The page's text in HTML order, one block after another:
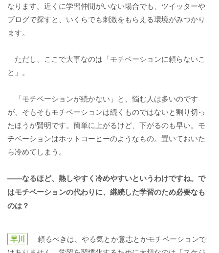
なります。近くに学習仲間がいない場合でも、ツイッターや
ブログで探すと、いくらでも刺激をもらえる環境がみつかり
ます。
ただし、ここで大事なのは「モチベーションに頼らないこ
と」。
「モチベーションが続かない」と、悩む人は多いのです
が、そもそもモチベーションは続くものではないと割り切っ
たほうが賢明です。簡単に上がるけど、下がるのも早い。モ
チベーションはホットコーヒーのようなもの。置いておいた
ら冷めてしまう。
――なるほど、熱しやすく冷めやすいというわけですね。で
はモチベーションの代わりに、継続した学習のため必要なも
のは？
早川
頼るべきは、やる気とか意志とかモチベーションで